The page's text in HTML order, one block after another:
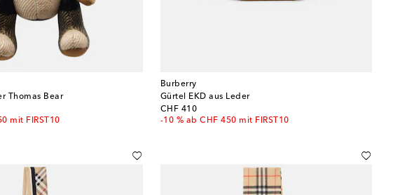
Thomas Bear
mit FIRST10
Burberry
Gürtel EKD aus Leder
CHF 410
original price
-10 % ab CHF 450 mit FIRST10